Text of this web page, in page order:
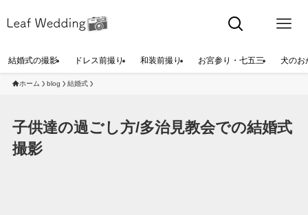
結婚式の撮影 ドレス前撮り 和装前撮り お宮参り・七五三 犬のお
ホーム blog 結婚式
子供達の過ごし方/多治見教会での結婚式
撮影